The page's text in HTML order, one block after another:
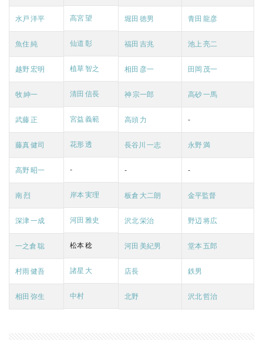
水戸 洋平 高宮 望 堀田 徳男 青田 龍彦
魚住 純 仙道 彰 福田 吉兆 池上 亮二
越野 宏明 植草 智之 相田 彦一 田岡 茂一
牧 紳一 清田 信長 神 宗一郎 高砂 一馬
武藤 正 宮益 義範 高頭 力 -
藤真 健司 花形 透 長谷川 一志 永野 満
高野 昭一 - - -
南 烈 岸本 実理 板倉 大二朗 金平監督
深津 一成 河田 雅史 沢北 栄治 野辺 将広
一之倉 聡 松本 稔 河田 美紀男 堂本 五郎
村雨 健吾 諸星 大 店長 鉄男
相田 弥生 中村 北野 沢北 哲治